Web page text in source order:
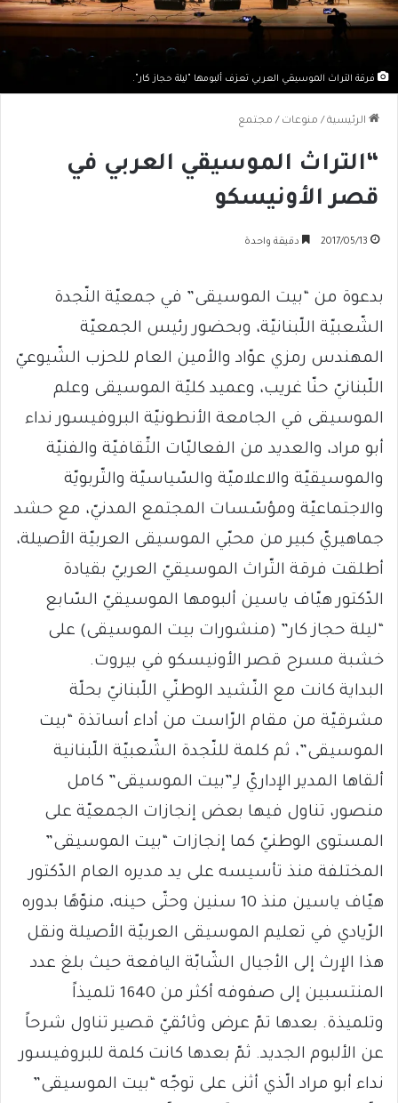
فرقة التراث الموسيقي العربي تعزف ألبومها "ليلة حجاز كار".
الرئيسية / منوعات / مجتمع
“التراث الموسيقي العربي في
قصر الأونيسكو
2017/05/13 دقيقة واحدة
بدعوة من “بيت الموسيقى” في جمعيّة النّجدة
الشّعبيّة اللّبنانيّة، وبحضور رئيس الجمعيّة
المهندس رمزي عوّاد والأمين العام للحزب الشّيوعيّ
اللّبنانيّ حنّا غريب، وعميد كليّة الموسيقى وعلم
الموسيقى في الجامعة الأنطونيّة البروفيسور نداء
أبو مراد، والعديد من الفعاليّات الثّقافيّة والفنيّة
والموسيقيّة والاعلاميّة والسّياسيّة والتّربويّة
والاجتماعيّة ومؤسّسات المجتمع المدنيّ، مع حشد
جماهيريّ كبير من محبّي الموسيقى العربيّة الأصيلة،
أطلقت فرقة التّراث الموسيقيّ العربيّ بقيادة
الدّكتور هيّاف ياسين ألبومها الموسيقيّ السّابع
“ليلة حجاز كار” (منشورات بيت الموسيقى) على
خشبة مسرح قصر الأونيسكو في بيروت.
البداية كانت مع النّشيد الوطنّي اللّبنانيّ بحلّة
مشرقيّة من مقام الرّاست من أداء أساتذة “بيت
الموسيقى”، ثم كلمة للنّجدة الشّعبيّة اللّبنانية
ألقاها المدير الإداريّ لـِ”بيت الموسيقى” كامل
منصور، تناول فيها بعض إنجازات الجمعيّة على
المستوى الوطنيّ كما إنجازات “بيت الموسيقى”
المختلفة منذ تأسيسه على يد مديره العام الدّكتور
هيّاف ياسين منذ 10 سنين وحتّى حينه، منوّهًا بدوره
الرّيادي في تعليم الموسيقى العربيّة الأصيلة ونقل
هذا الإرث إلى الأجيال الشّابّة اليافعة حيث بلغ عدد
المنتسبين إلى صفوفه أكثر من 1640 تلميذاً
وتلميذة. بعدها تمّ عرض وثائقيّ قصير تناول شرحاً
عن الألبوم الجديد. ثمّ بعدها كانت كلمة للبروفيسور
نداء أبو مراد الّذي أثنى على توجّه “بيت الموسيقى”